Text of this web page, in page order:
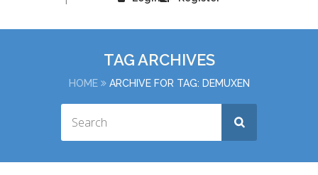
TAG ARCHIVES
HOME ARCHIVE FOR TAG: DEMUXEN